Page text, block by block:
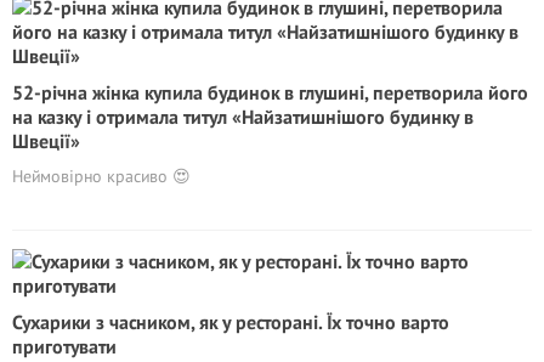
52-річна жінка купила будинок в глушині, перетворила його
на казку і отримала титул «Найзатишнішого будинку в
Швеції»
Неймовірно красиво 😍
Сухарики з часником, як у ресторані. Їх точно варто
приготувати